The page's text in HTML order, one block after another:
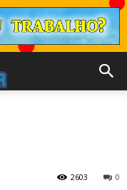
0
2603